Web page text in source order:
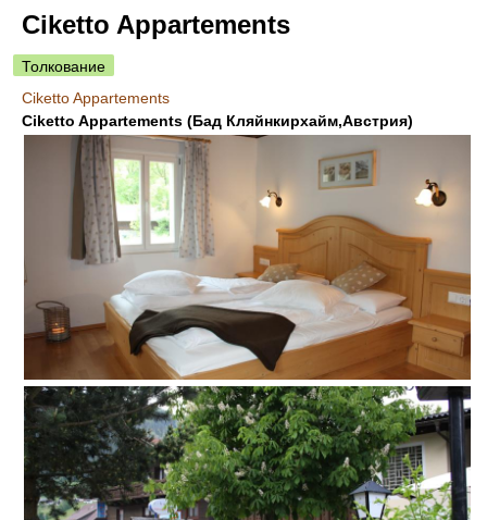
Ciketto Appartements
Толкование
Ciketto Appartements
Ciketto Appartements (Бад Кляйнкирхайм,Австрия)